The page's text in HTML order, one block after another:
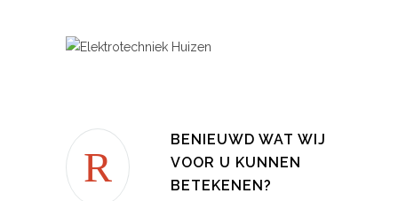
BENIEUWD WAT WIJ
VOOR U KUNNEN
BETEKENEN?